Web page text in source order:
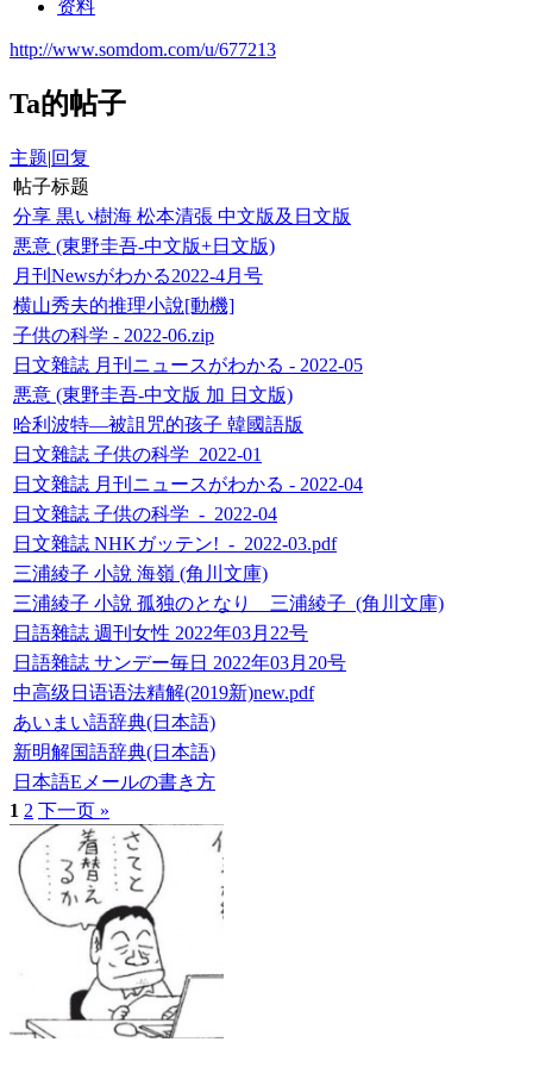
资料
http://www.somdom.com/u/677213
Ta的帖子
主题|回复
帖子标题
分享 黒い樹海 松本清張 中文版及日文版
悪意 (東野圭吾-中文版+日文版)
月刊Newsがわかる2022-4月号
横山秀夫的推理小說[動機]
子供の科学 - 2022-06.zip
日文雜誌 月刊ニュースがわかる - 2022-05
悪意 (東野圭吾-中文版 加 日文版)
哈利波特—被詛咒的孩子 韓國語版
日文雜誌 子供の科学_2022-01
日文雜誌 月刊ニュースがわかる - 2022-04
日文雜誌 子供の科学_-_2022-04
日文雜誌 NHKガッテン!_-_2022-03.pdf
三浦綾子 小說 海嶺 (角川文庫)
三浦綾子 小說 孤独のとなり _ 三浦綾子_(角川文庫)
日語雜誌 週刊女性 2022年03月22号
日語雜誌 サンデー毎日 2022年03月20号
中高级日语语法精解(2019新)new.pdf
あいまい語辞典(日本語)
新明解国語辞典(日本語)
日本語Eメールの書き方
1 2 下一页 »